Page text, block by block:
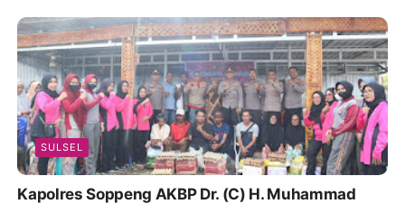
SULSEL
Kapolres Soppeng AKBP Dr. (C) H. Muhammad